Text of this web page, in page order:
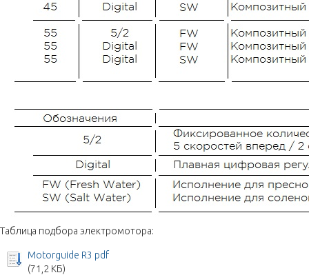
Таблица подбора электромотора:
Motorguide R3 pdf
(71,2 КБ)